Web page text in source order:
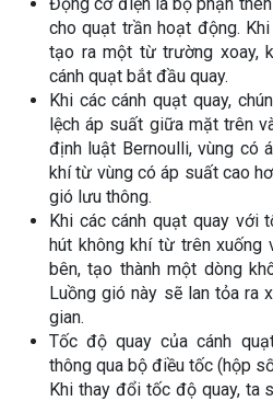
cho quạt trần hoạt động.
tạo ra một từ trường xoay,
cánh quạt bắt đầu quay.
Khi các cánh quạt quay,
lệch áp suất giữa mặt trên
định luật Bernoulli, vùng có
khí từ vùng có áp suất cao
gió lưu thông.
Khi các cánh quạt quay với
hút không khí từ trên xuống
bên, tạo thành một dòng
Luồng gió này sẽ lan tỏa ra
gian.
Tốc độ quay của cánh
thông qua bộ điều tốc (hộp
Khi thay đổi tốc độ quay, ta